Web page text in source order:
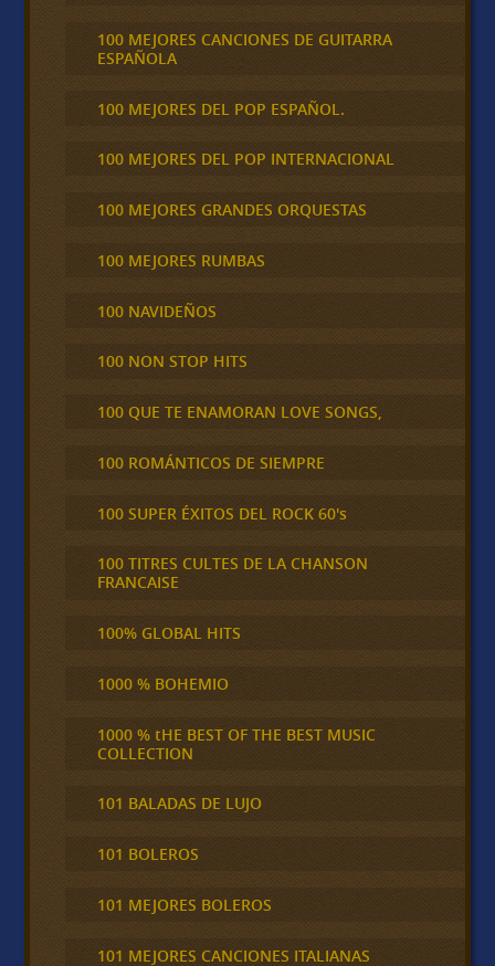
100 MEJORES CANCIONES DE GUITARRA
ESPAÑOLA
100 MEJORES DEL POP ESPAÑOL.
100 MEJORES DEL POP INTERNACIONAL
100 MEJORES GRANDES ORQUESTAS
100 MEJORES RUMBAS
100 NAVIDEÑOS
100 NON STOP HITS
100 QUE TE ENAMORAN LOVE SONGS,
100 ROMÁNTICOS DE SIEMPRE
100 SUPER ÉXITOS DEL ROCK 60's
100 TITRES CULTES DE LA CHANSON
FRANCAISE
100% GLOBAL HITS
1000 % BOHEMIO
1000 % tHE BEST OF THE BEST MUSIC
COLLECTION
101 BALADAS DE LUJO
101 BOLEROS
101 MEJORES BOLEROS
101 MEJORES CANCIONES ITALIANAS